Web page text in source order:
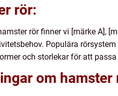
rör:
rör finner vi [märke A],
Populära
och storlekar för att
om hamster